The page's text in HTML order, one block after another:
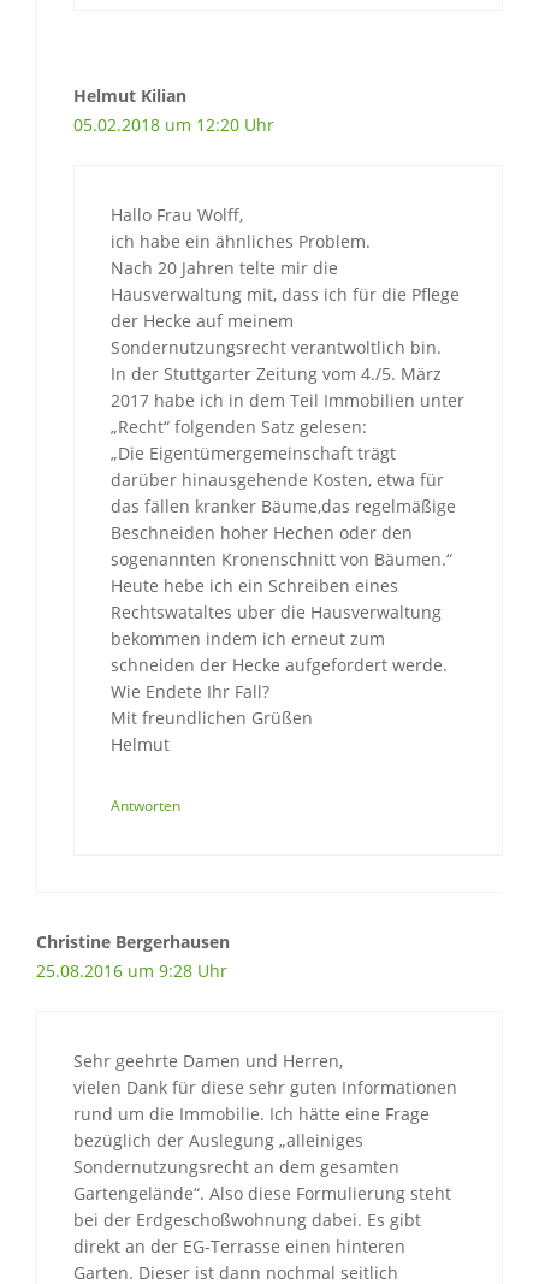
Helmut Kilian
05.02.2018 um 12:20 Uhr
Hallo Frau Wolff,
ich habe ein ähnliches Problem.
Nach 20 Jahren telte mir die
Hausverwaltung mit, dass ich für die Pflege
der Hecke auf meinem
Sondernutzungsrecht verantwoltlich bin.
In der Stuttgarter Zeitung vom 4./5. März
2017 habe ich in dem Teil Immobilien unter
„Recht“ folgenden Satz gelesen:
„Die Eigentümergemeinschaft trägt
darüber hinausgehende Kosten, etwa für
das fällen kranker Bäume,das regelmäßige
Beschneiden hoher Hechen oder den
sogenannten Kronenschnitt von Bäumen.“
Heute hebe ich ein Schreiben eines
Rechtswataltes uber die Hausverwaltung
bekommen indem ich erneut zum
schneiden der Hecke aufgefordert werde.
Wie Endete Ihr Fall?
Mit freundlichen Grüßen
Helmut
Antworten
Christine Bergerhausen
25.08.2016 um 9:28 Uhr
Sehr geehrte Damen und Herren,
vielen Dank für diese sehr guten Informationen
rund um die Immobilie. Ich hätte eine Frage
bezüglich der Auslegung „alleiniges
Sondernutzungsrecht an dem gesamten
Gartengelände“. Also diese Formulierung steht
bei der Erdgeschoßwohnung dabei. Es gibt
direkt an der EG-Terrasse einen hinteren
Garten. Dieser ist dann nochmal seitlich